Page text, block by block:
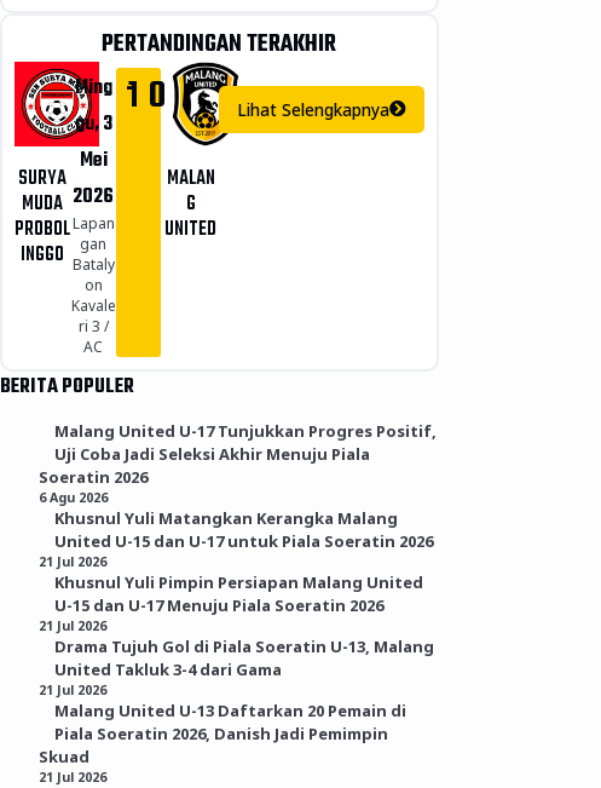
PERTANDINGAN TERAKHIR
SURYA
MUDA
PROBOL
INGGO
Ming
gu, 3
Mei
2026
Lapan
gan
Bataly
on
Kavale
ri 3 /
AC
1
- 0
MALAN
G
UNITED
Lihat Selengkapnya
BERITA POPULER
Malang United U-17 Tunjukkan Progres Positif,
Uji Coba Jadi Seleksi Akhir Menuju Piala
Soeratin 2026
6 Agu 2026
Khusnul Yuli Matangkan Kerangka Malang
United U-15 dan U-17 untuk Piala Soeratin 2026
21 Jul 2026
Khusnul Yuli Pimpin Persiapan Malang United
U-15 dan U-17 Menuju Piala Soeratin 2026
21 Jul 2026
Drama Tujuh Gol di Piala Soeratin U-13, Malang
United Takluk 3-4 dari Gama
21 Jul 2026
Malang United U-13 Daftarkan 20 Pemain di
Piala Soeratin 2026, Danish Jadi Pemimpin
Skuad
21 Jul 2026